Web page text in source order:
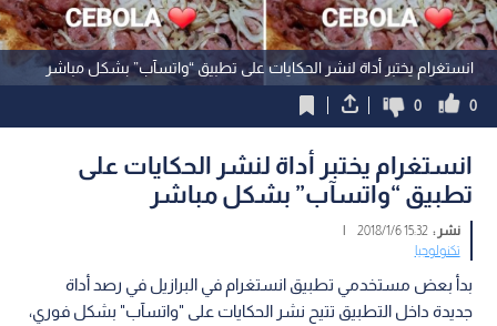
انستغرام يختبر أداة لنشر الحكايات على تطبيق “واتسآب” بشكل مباشر
0
0
انستغرام يختبر أداة لنشر الحكايات على
تطبيق “واتسآب” بشكل مباشر
نشر :15:32 2018/1/6
|
تكنولوجيا
بدأ بعض مستخدمي تطبيق انستغرام في البرازيل في رصد أداة
جديدة داخل التطبيق تتيح نشر الحكايات على "واتسآب" بشكل فوري،